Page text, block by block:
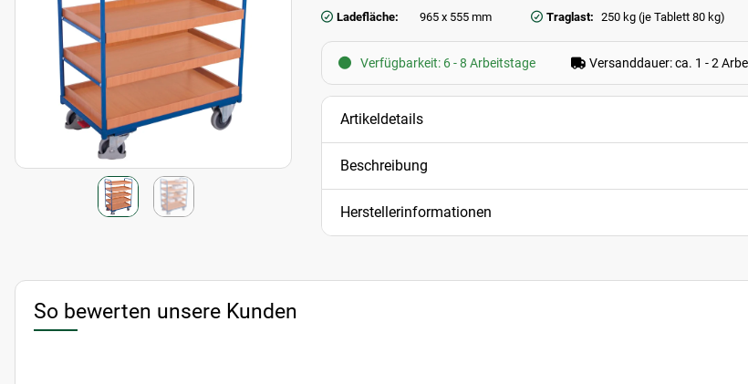
Ladefläche:
965 x 555 mm Traglast: 250 kg (je Tablett 80 kg)
Verfügbarkeit: 6 - 8 Arbeitstage Versanddauer: ca. 1 - 2
Artikeldetails
Beschreibung
Herstellerinformationen
So bewerten unsere Kunden